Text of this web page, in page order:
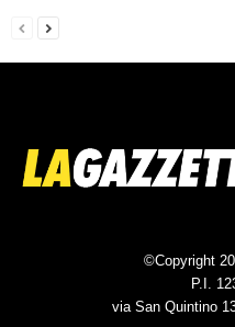
©Copyright
P.I.
via San Quintino